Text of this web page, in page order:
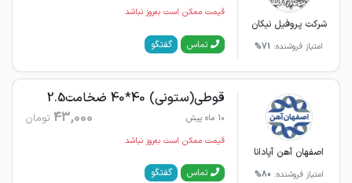
شرکت پروفیل نیکان
امتیاز فروشنده: 71%
قیمت ممکن است به‌روز نباشد
تماس گفتگو
اصفهان آهن آپادانا
امتیاز فروشنده: 80%
قوطی(ستونی) 40*40 ضخامت2.5
10 ماه پیش 43,000 تومان
قیمت ممکن است به‌روز نباشد
تماس گفتگو